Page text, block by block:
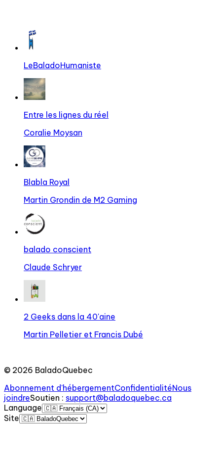
LeBaladoHumaniste
Entre les lignes du réel
Coralie Moysan
Blabla Royal
Martin Grondin de M2 Gaming
balado conscient
Claude Schryer
2 Geeks dans la 40'aine
Martin Pelletier et Francis Dubé
© 2026 BaladoQuebec
Abonnement d'hébergementConfidentialitéNous
joindreSoutien : support@baladoquebec.ca
Language
Site